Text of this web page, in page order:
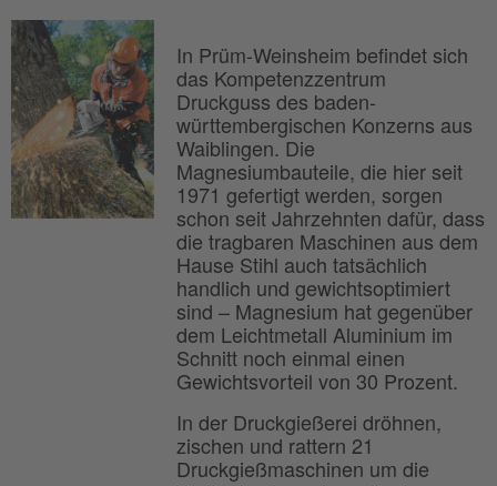
In Prüm-Weinsheim befindet sich
das Kompetenzzentrum
Druckguss des baden-
württembergischen Konzerns aus
Waiblingen. Die
Magnesiumbauteile, die hier seit
1971 gefertigt werden, sorgen
schon seit Jahrzehnten dafür, dass
die tragbaren Maschinen aus dem
Hause Stihl auch tatsächlich
handlich und gewichtsoptimiert
sind – Magnesium hat gegenüber
dem Leichtmetall Aluminium im
Schnitt noch einmal einen
Gewichtsvorteil von 30 Prozent.
In der Druckgießerei dröhnen,
zischen und rattern 21
Druckgießmaschinen um die